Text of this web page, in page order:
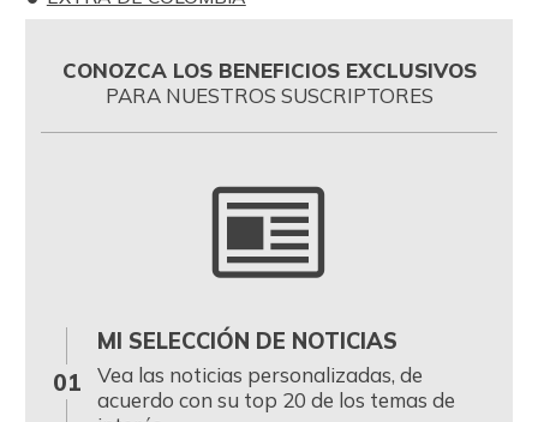
CONOZCA LOS BENEFICIOS EXCLUSIVOS
PARA NUESTROS SUSCRIPTORES
01
MI SELECCIÓN DE NOTICIAS
Vea las noticias personalizadas, de
acuerdo con su top 20 de los temas de